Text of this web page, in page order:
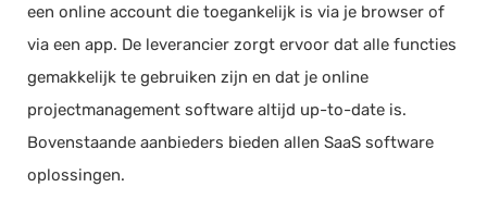
een online account die toegankelijk is via je browser of
via een app. De leverancier zorgt ervoor dat alle functies
gemakkelijk te gebruiken zijn en dat je online
projectmanagement software altijd up-to-date is.
Bovenstaande aanbieders bieden allen SaaS software
oplossingen.